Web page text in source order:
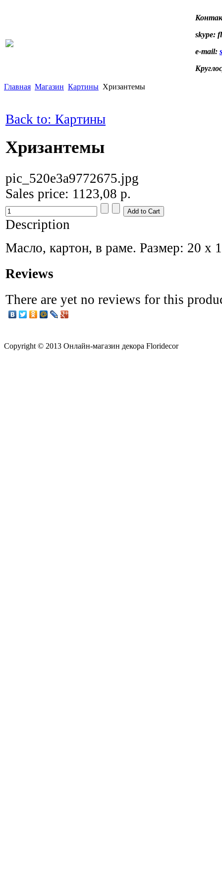
skype:
e-mail:
Главная Магазин Картины Хризантемы
Back to: Картины
Хризантемы
pic_520e3a9772675.jpg
Sales price: 1123,08 р.
Description
Масло, картон, в раме. Размер: 20 x
Reviews
There are yet no reviews for this
Copyright © 2013 Онлайн-магазин декора Floridecor